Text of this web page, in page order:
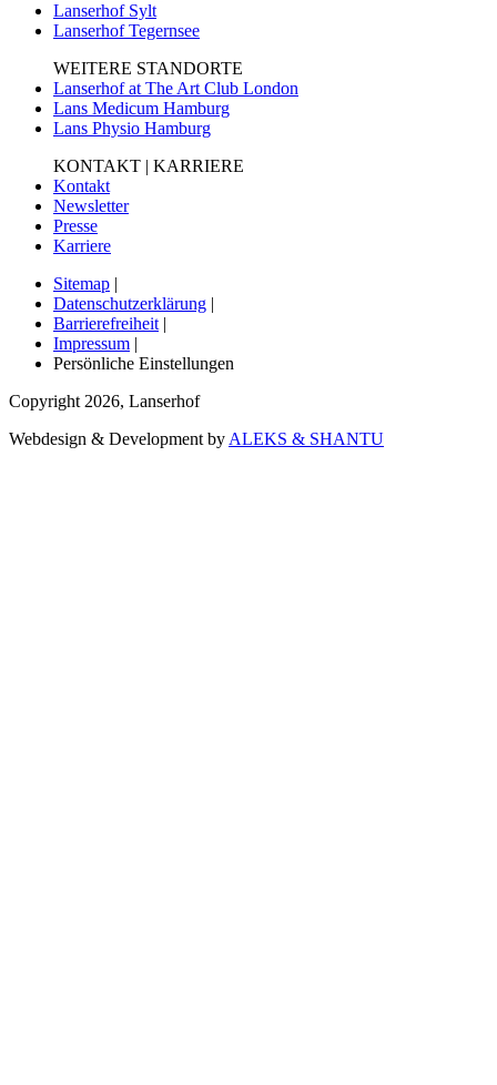
Lanserhof Sylt
Lanserhof Tegernsee
WEITERE STANDORTE
Lanserhof at The Art Club London
Lans Medicum Hamburg
Lans Physio Hamburg
KONTAKT | KARRIERE
Kontakt
Newsletter
Presse
Karriere
Sitemap |
Datenschutzerklärung |
Barrierefreiheit |
Impressum |
Persönliche Einstellungen
Copyright 2026, Lanserhof
Webdesign & Development by ALEKS & SHANTU